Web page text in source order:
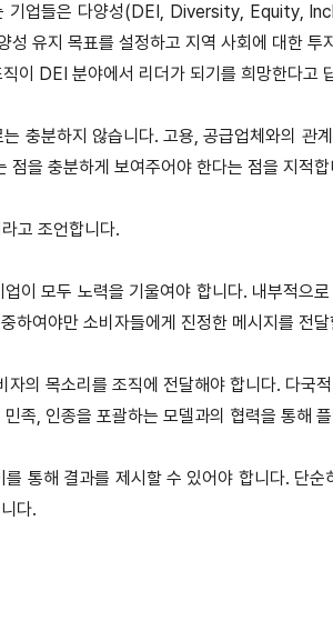
기업들은 다양성(DEI, Diversity, Equity,
성 유지 목표를 설정하고 지역 사회에 대한 투
이 DEI 분야에서 리더가 되기를 희망한다고
충분하지 않습니다. 고용, 공급업체와의 관
을 충분하게 보여주어야 한다는 점을 지적합
고 조언합니다.
이 모두 노력을 기울여야 합니다. 내부적으
하여야만 소비자들에게 진정한 메시지를 전
자의 목소리를 조직에 전달해야 합니다. 다
족, 인종을 포괄하는 모델과의 협력을 통해
통해 결과를 제시할 수 있어야 합니다. 단순
다.